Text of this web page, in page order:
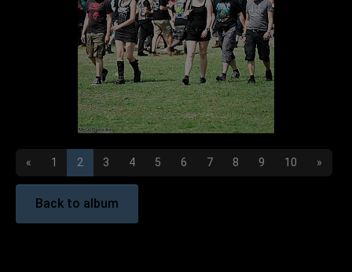
« 1 2 3 4 5 6 7 8 9 10 »
Back to album